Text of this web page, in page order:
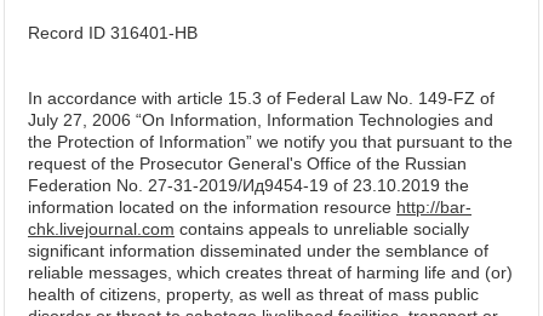
Record ID 316401-HB
In accordance with article 15.3 of Federal Law No. 149-FZ of
July 27, 2006 “On Information, Information Technologies and
the Protection of Information” we notify you that pursuant to the
request of the Prosecutor General's Office of the Russian
Federation No. 27-31-2019/Ид9454-19 of 23.10.2019 the
information located on the information resource http://bar-
chk.livejournal.com contains appeals to unreliable socially
significant information disseminated under the semblance of
reliable messages, which creates threat of harming life and (or)
health of citizens, property, as well as threat of mass public